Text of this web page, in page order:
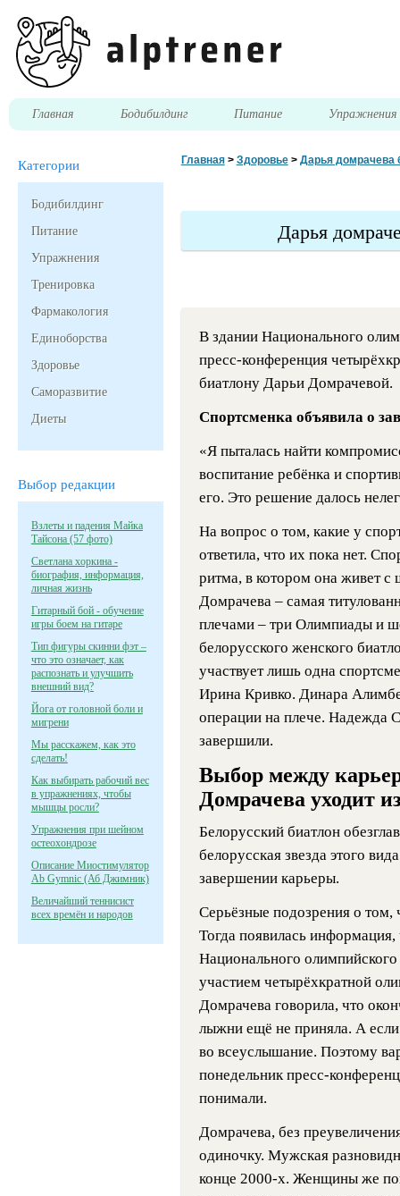
Главная Бодибилдинг Питание Упражнения
Категории
Бодибилдинг
Питание
Упражнения
Тренировка
Фармакология
Единоборства
Здоровье
Саморазвитие
Диеты
Выбор редакции
Взлеты и падения Майка
Тайсона (57 фото)
Светлана хоркина -
биография, информация,
личная жизнь
Гитарный бой - обучение
игры боем на гитаре
Тип фигуры скинни фэт –
что это означает, как
распознать и улучшить
внешний вид?
Йога от головной боли и
мигрени
Мы расскажем, как это
сделать!
Как выбирать рабочий вес
в упражнениях, чтобы
мышцы росли?
Упражнения при шейном
остеохондрозе
Описание Миостимулятор
Ab Gymnic (Аб Джимник)
Величайший теннисист
всех времён и народов
Главная> Здоровье> Дарья домрачева
Дарья
В здании Национального
пресс-конференция
биатлону Дарьи Домрачевой.
Спортсменка объявила о
«Я пыталась найти
воспитание ребёнка и
его. Это решение далось
На вопрос о том, какие у
ответила, что их пока нет.
ритма, в котором она живет с
Домрачева – самая
плечами – три Олимпиады и
белорусского женского
участвует лишь одна
Ирина Кривко. Динара
операции на плече. Надежда
завершили.
Выбор между
Домрачева уходит
Белорусский биатлон
белорусская звезда этого
завершении карьеры.
Серьёзные подозрения о том,
Тогда появилась
Национального
участием четырёхкратной
Домрачева говорила, что
лыжни ещё не приняла. А
во всеуслышание. Поэтому
понедельник пресс-
понимали.
Домрачева, без
одиночку. Мужская
конце 2000-х. Женщины же